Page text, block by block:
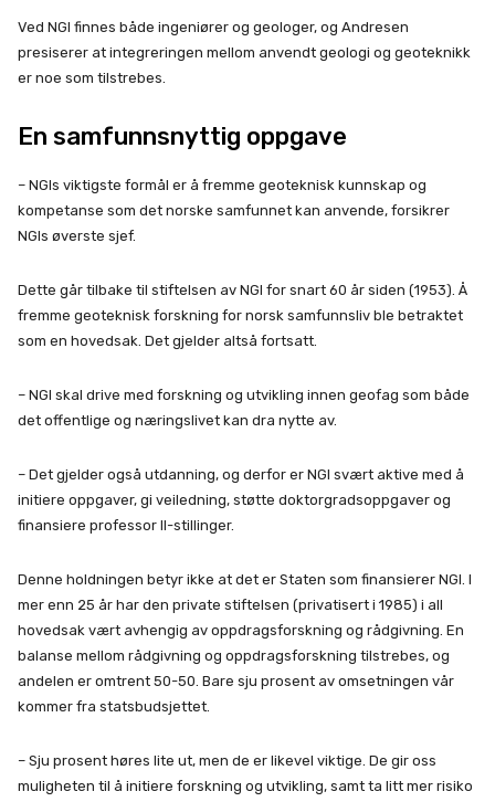
Ved NGI finnes både ingeniører og geologer, og Andresen
presiserer at integreringen mellom anvendt geologi og geoteknikk
er noe som tilstrebes.
En samfunnsnyttig oppgave
– NGIs viktigste formål er å fremme geoteknisk kunnskap og
kompetanse som det norske samfunnet kan anvende, forsikrer
NGIs øverste sjef.
Dette går tilbake til stiftelsen av NGI for snart 60 år siden (1953). Å
fremme geoteknisk forskning for norsk samfunnsliv ble betraktet
som en hovedsak. Det gjelder altså fortsatt.
– NGI skal drive med forskning og utvikling innen geofag som både
det offentlige og næringslivet kan dra nytte av.
– Det gjelder også utdanning, og derfor er NGI svært aktive med å
initiere oppgaver, gi veiledning, støtte doktorgradsoppgaver og
finansiere professor II-stillinger.
Denne holdningen betyr ikke at det er Staten som finansierer NGI. I
mer enn 25 år har den private stiftelsen (privatisert i 1985) i all
hovedsak vært avhengig av oppdragsforskning og rådgivning. En
balanse mellom rådgivning og oppdragsforskning tilstrebes, og
andelen er omtrent 50-50. Bare sju prosent av omsetningen vår
kommer fra statsbudsjettet.
– Sju prosent høres lite ut, men de er likevel viktige. De gir oss
muligheten til å initiere forskning og utvikling, samt ta litt mer risiko